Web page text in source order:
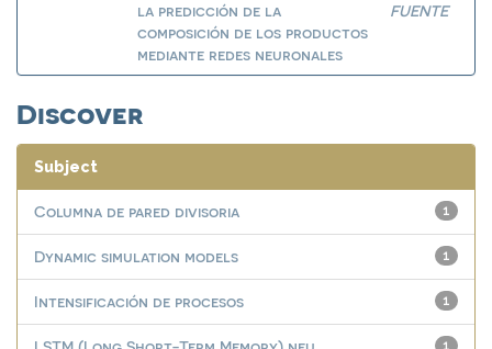
la predicción de la
composición de los productos
mediante redes neuronales
FUENTE
Discover
Subject
1
Columna de pared divisoria
1
Dynamic simulation models
1
Intensificación de procesos
1